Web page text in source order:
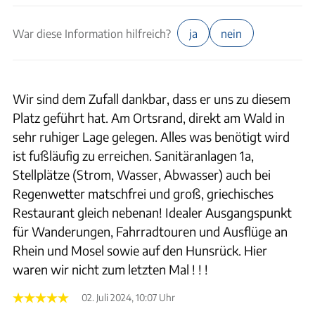
War diese Information hilfreich? ja nein
Wir sind dem Zufall dankbar, dass er uns zu diesem
Platz geführt hat. Am Ortsrand, direkt am Wald in
sehr ruhiger Lage gelegen. Alles was benötigt wird
ist fußläufig zu erreichen. Sanitäranlagen 1a,
Stellplätze (Strom, Wasser, Abwasser) auch bei
Regenwetter matschfrei und groß, griechisches
Restaurant gleich nebenan! Idealer Ausgangspunkt
für Wanderungen, Fahrradtouren und Ausflüge an
Rhein und Mosel sowie auf den Hunsrück. Hier
waren wir nicht zum letzten Mal ! ! !
02. Juli 2024, 10:07 Uhr